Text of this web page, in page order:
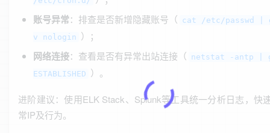
账号异常：排查是否新增隐藏账号（ cat /etc/passwd |
v nologin ）；
网络连接：查看是否有异常出站连接（ netstat -antp |
ESTABLISHED ）。
进阶建议：使用ELK Stack、Splunk等工具统一分析日志，快
常IP及行为。